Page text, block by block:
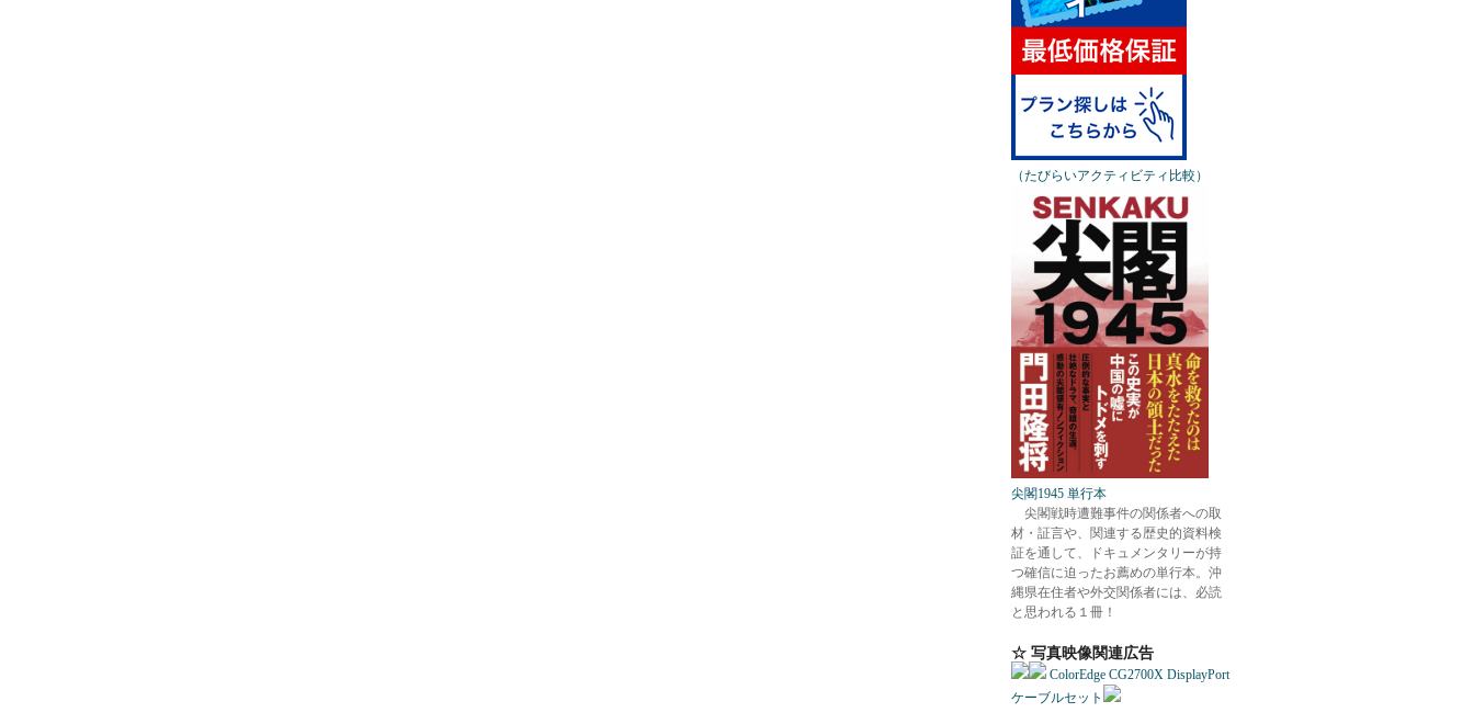
（たびらいアクティビティ比較）
尖閣1945 単行本
尖閣戦時遭難事件の関係者への取
材・証言や、関連する歴史的資料検
証を通して、ドキュメンタリーが持
つ確信に迫ったお薦めの単行本。沖
縄県在住者や外交関係者には、必読
と思われる１冊！
☆ 写真映像関連広告
ColorEdge CG2700X DisplayPort
ケーブルセット